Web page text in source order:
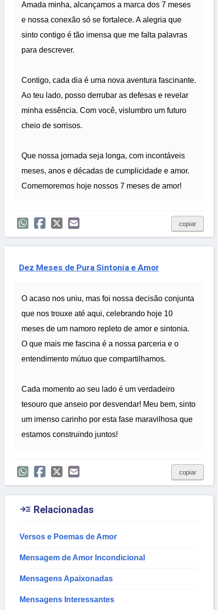
Amada minha, alcançamos a marca dos 7 meses
e nossa conexão só se fortalece. A alegria que
sinto contigo é tão imensa que me falta palavras
para descrever.
Contigo, cada dia é uma nova aventura fascinante.
Ao teu lado, posso derrubar as defesas e revelar
minha essência. Com você, vislumbro um futuro
cheio de sorrisos.
Que nossa jornada seja longa, com incontáveis
meses, anos e décadas de cumplicidade e amor.
Comemoremos hoje nossos 7 meses de amor!
copiar
Dez Meses de Pura Sintonia e Amor
O acaso nos uniu, mas foi nossa decisão conjunta
que nos trouxe até aqui, celebrando hoje 10
meses de um namoro repleto de amor e sintonia.
O que mais me fascina é a nossa parceria e o
entendimento mútuo que compartilhamos.
Cada momento ao seu lado é um verdadeiro
tesouro que anseio por desvendar! Meu bem, sinto
um imenso carinho por esta fase maravilhosa que
estamos construindo juntos!
copiar
 Relacionadas
Versos e Poemas de Amor
Mensagem de Amor Incondicional
Mensagens Apaixonadas
Mensagens Interessantes